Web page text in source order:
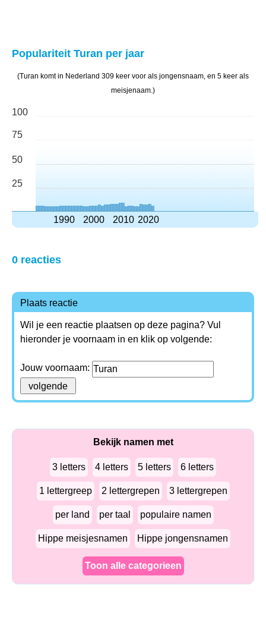
Populariteit Turan per jaar
(Turan komt in Nederland 309 keer voor als jongensnaam, en 5 keer als
meisjenaam.)
100
75
50
25
1990 2000 2010 2020
0 reacties
Plaats reactie
Wil je een reactie plaatsen op deze pagina? Vul
hieronder je voornaam in en klik op volgende:
Jouw voornaam:
Bekijk namen met
3 letters 4 letters 5 letters 6 letters
1 lettergreep 2 lettergrepen 3 lettergrepen
per land per taal populaire namen
Hippe meisjesnamen Hippe jongensnamen
Toon alle categorieen